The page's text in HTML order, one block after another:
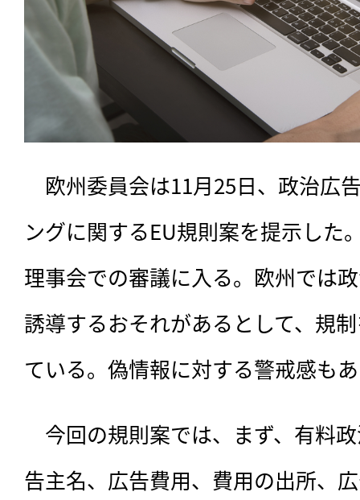
欧州委員会は11月25日、政治広
ングに関するEU規則案を提示した
理事会での審議に入る。欧州では
誘導するおそれがあるとして、規
ている。偽情報に対する警戒感も
今回の規則案では、まず、有料
告主名、広告費用、費用の出所、